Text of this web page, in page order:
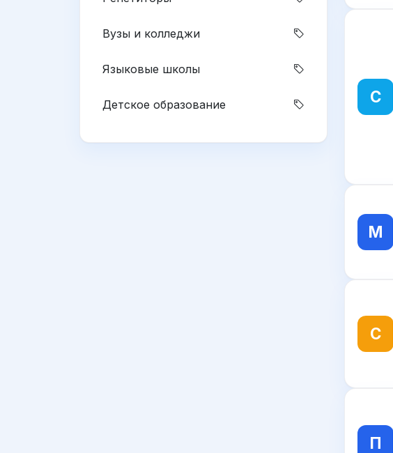
Вузы и колледжи
Языковые школы
Детское образование C
M
С
П